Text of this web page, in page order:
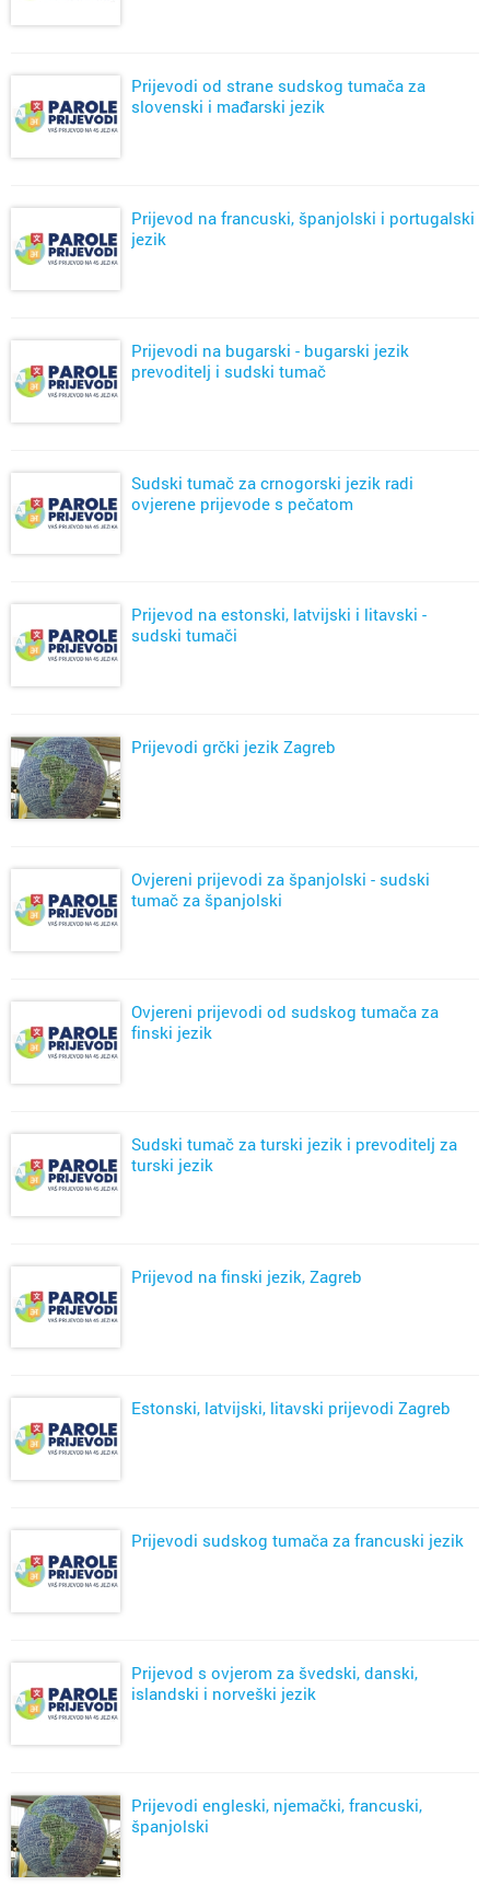
Prijevodi od strane sudskog tumača za
slovenski i mađarski jezik
Prijevod na francuski, španjolski i portugalski
jezik
Prijevodi na bugarski - bugarski jezik
prevoditelj i sudski tumač
Sudski tumač za crnogorski jezik radi
ovjerene prijevode s pečatom
Prijevod na estonski, latvijski i litavski -
sudski tumači
Prijevodi grčki jezik Zagreb
Ovjereni prijevodi za španjolski - sudski
tumač za španjolski
Ovjereni prijevodi od sudskog tumača za
finski jezik
Sudski tumač za turski jezik i prevoditelj za
turski jezik
Prijevod na finski jezik, Zagreb
Estonski, latvijski, litavski prijevodi Zagreb
Prijevodi sudskog tumača za francuski jezik
Prijevod s ovjerom za švedski, danski,
islandski i norveški jezik
Prijevodi engleski, njemački, francuski,
španjolski